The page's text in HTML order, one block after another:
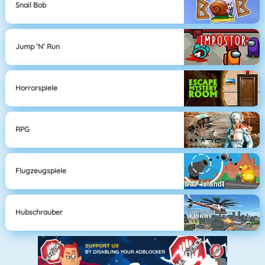
Snail Bob
Jump ’n’ Run
Horrorspiele
RPG
Flugzeugspiele
Hubschrauber